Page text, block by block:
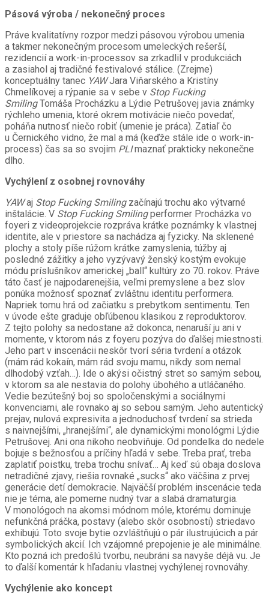
Pásová výroba / nekonečný proces
Práve kvalitatívny rozpor medzi pásovou výrobou umenia
a takmer nekonečným procesom umeleckých rešerší,
rezidencií a work-in-processov sa zrkadlil v produkciách
a zasiahol aj tradičné festivalové stálice. (Zrejme)
konceptuálny tanec YAWJara Viňarského a Kristíny
Chmelíkovej a rýpanie sa v sebe v Stop Fucking
SmilingTomáša Procházku a Lýdie Petrušovej javia známky
rýchleho umenia, ktoré okrem motivácie niečo povedať,
poháňa nutnosť niečo robiť (umenie je práca). Zatiaľ čo
u Černického vidno, že mal a má (keďže stále ide o work-in-
process) čas sa so svojim PLImaznať prakticky nekonečne
dlho.
Vychýlení z osobnej rovnováhy
YAWaj Stop Fucking Smilingzačínajú trochu ako výtvarné
inštalácie. V Stop Fucking Smilingperformer Procházka vo
foyeri z videoprojekcie rozpráva krátke poznámky k vlastnej
identite, ale v priestore sa nachádza aj fyzicky. Na sklenené
plochy a stoly píše rúžom krátke zamyslenia, túžby aj
posledné zážitky a jeho vyzývavý ženský kostým evokuje
módu príslušníkov americkej „ball“ kultúry zo 70. rokov. Práve
táto časť je najpodarenejšia, veľmi premyslene a bez slov
ponúka možnosť spoznať zvláštnu identitu performera.
Napriek tomu hrá od začiatku s prebytkom sentimentu. Ten
v úvode ešte graduje obľúbenou klasikou z reproduktorov.
Z tejto polohy sa nedostane až dokonca, nenaruší ju ani v
momente, v ktorom nás z foyeru pozýva do ďalšej miestnosti.
Jeho part v inscenácii neskôr tvorí séria tvrdení a otázok
(mám rád kokaín, mám rád svoju mamu, nikdy som nemal
dlhodobý vzťah…). Ide o akýsi očistný stret so samým sebou,
v ktorom sa ale nestavia do polohy úbohého a utláčaného.
Vedie bezútešný boj so spoločenskými a sociálnymi
konvenciami, ale rovnako aj so sebou samým. Jeho autentický
prejav, nulová expresivita a jednoduchosť tvrdení sa strieda
s naivnejšími, „hranejšími“, ale dynamickými monológmi Lýdie
Petrušovej. Ani ona nikoho neobviňuje. Od pondelka do nedele
bojuje s bežnosťou a príčiny hľadá v sebe. Treba prať, treba
zaplatiť poistku, treba trochu snívať… Aj keď sú obaja doslova
netradičné zjavy, riešia rovnaké „sucks“ ako väčšina z prvej
generácie detí demokracie. Najväčší problém inscenácie teda
nie je téma, ale pomerne nudný tvar a slabá dramaturgia.
V monológoch na akomsi módnom móle, ktorému dominuje
nefunkčná práčka, postavy (alebo skôr osobnosti) striedavo
exhibujú. Toto svoje bytie ozvláštňujú o pár ilustrujúcich a pár
symbolických akcií. Ich vzájomné prepojenie je ale minimálne.
Kto pozná ich predošlú tvorbu, neubráni sa navyše déjà vu. Je
to ďalší komentár k hľadaniu vlastnej vychýlenej rovnováhy.
Vychýlenie ako koncept